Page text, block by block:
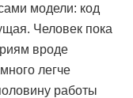
модели: код
Человек пока
вроде
легче
работы